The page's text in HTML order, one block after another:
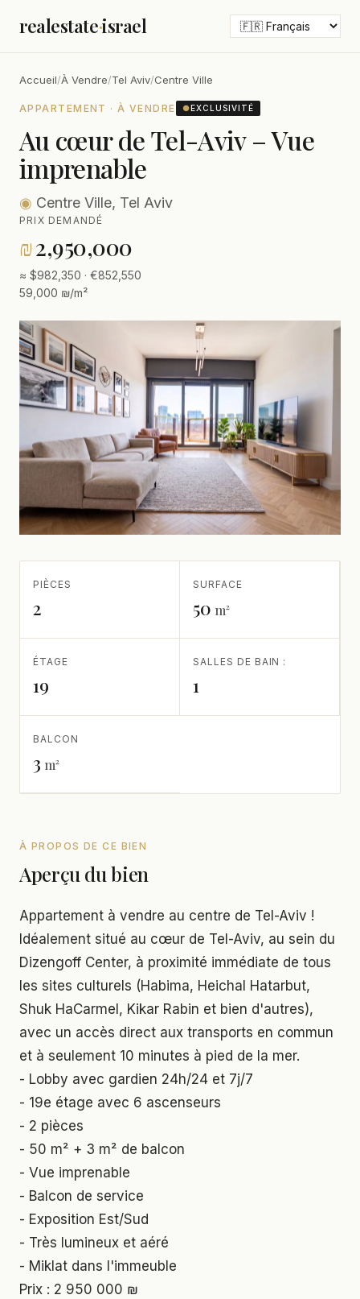
realestate·israel
Accueil/À Vendre/Tel Aviv/Centre Ville
APPARTEMENT · À VENDRE ●EXCLUSIVITÉ
Au cœur de Tel-Aviv – Vue
imprenable
◉ Centre Ville, Tel Aviv
PRIX DEMANDÉ
₪2,950,000
≈ $982,350 · €852,550
59,000 ₪/m²
PIÈCES
2
SURFACE
50 m²
ÉTAGE
19
SALLES DE BAIN :
1
BALCON
3 m²
À PROPOS DE CE BIEN
Aperçu du bien
Appartement à vendre au centre de Tel-Aviv !
Idéalement situé au cœur de Tel-Aviv, au sein du
Dizengoff Center, à proximité immédiate de tous
les sites culturels (Habima, Heichal Hatarbut,
Shuk HaCarmel, Kikar Rabin et bien d'autres),
avec un accès direct aux transports en commun
et à seulement 10 minutes à pied de la mer.
- Lobby avec gardien 24h/24 et 7j/7
- 19e étage avec 6 ascenseurs
- 2 pièces
- 50 m² + 3 m² de balcon
- Vue imprenable
- Balcon de service
- Exposition Est/Sud
- Très lumineux et aéré
- Miklat dans l'immeuble
Prix : 2 950 000 ₪